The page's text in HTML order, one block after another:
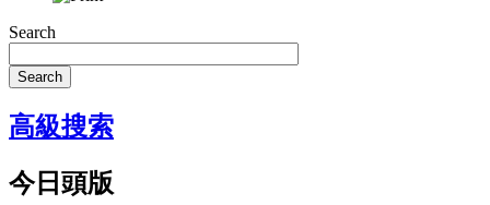
Search
Search
高級搜索
今日頭版